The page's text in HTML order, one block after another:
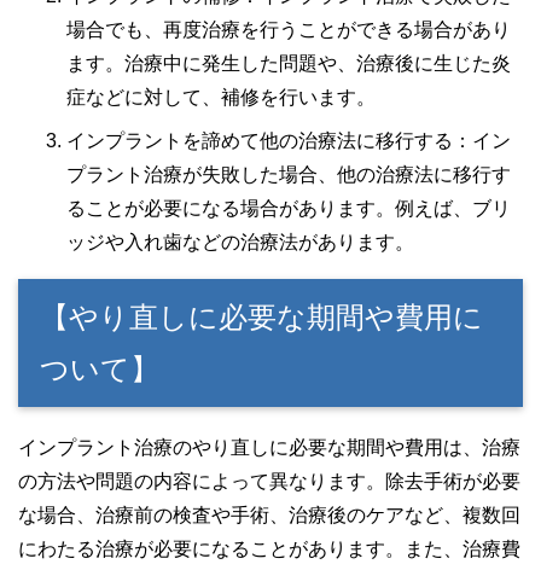
場合でも、再度治療を行うことができる場合があり
ます。治療中に発生した問題や、治療後に生じた炎
症などに対して、補修を行います。
インプラントを諦めて他の治療法に移行する：イン
プラント治療が失敗した場合、他の治療法に移行す
ることが必要になる場合があります。例えば、ブリ
ッジや入れ歯などの治療法があります。
【やり直しに必要な期間や費用に
ついて】
インプラント治療のやり直しに必要な期間や費用は、治療
の方法や問題の内容によって異なります。除去手術が必要
な場合、治療前の検査や手術、治療後のケアなど、複数回
にわたる治療が必要になることがあります。また、治療費